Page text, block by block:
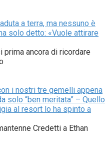
a terra, ma nessuno è
solo detto: «Vuole attirare
prima ancora di ricordare
i nostri tre gemelli appena
solo “ben meritata” – Quello
al resort lo ha spinto a
Credetti a Ethan